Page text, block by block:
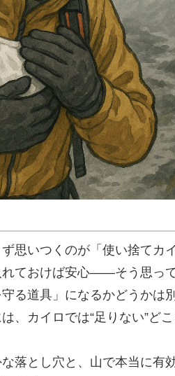
思いつくのが「使い捨てカイ
ておけば安心——そう思っ
る道具」になるかどうかは
、カイロでは“足りない”ど
落とし穴と、山で本当に有